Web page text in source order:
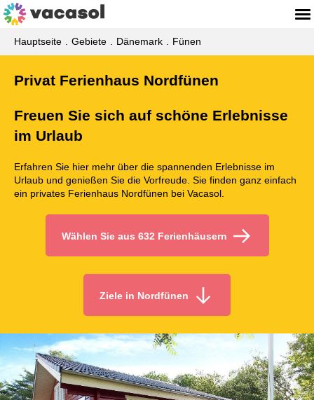
Hauptseite Gebiete Dänemark Fünen
Privat Ferienhaus Nordfünen
Freuen Sie sich auf schöne Erlebnisse
im Urlaub
Erfahren Sie hier mehr über die spannenden Erlebnisse im
Urlaub und genießen Sie die Vorfreude. Sie finden ganz einfach
ein privates Ferienhaus Nordfünen bei Vacasol.
Wählen Sie aus 632 Ferienhäusern
Ziele in Nordfünen